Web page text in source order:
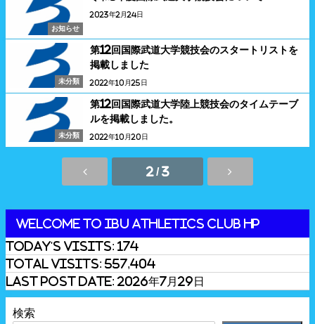
お知らせ
2023年2月24日
未分類
第12回国際武道大学競技会のスタートリストを
掲載しました
2022年10月25日
未分類
第12回国際武道大学陸上競技会のタイムテーブ
ルを掲載しました。
2022年10月20日
2 / 3
Welcome to IBU Athletics Club HP
Today's Visits: 174
Total Visits: 557,404
Last Post Date: 2026年7月29日
検索